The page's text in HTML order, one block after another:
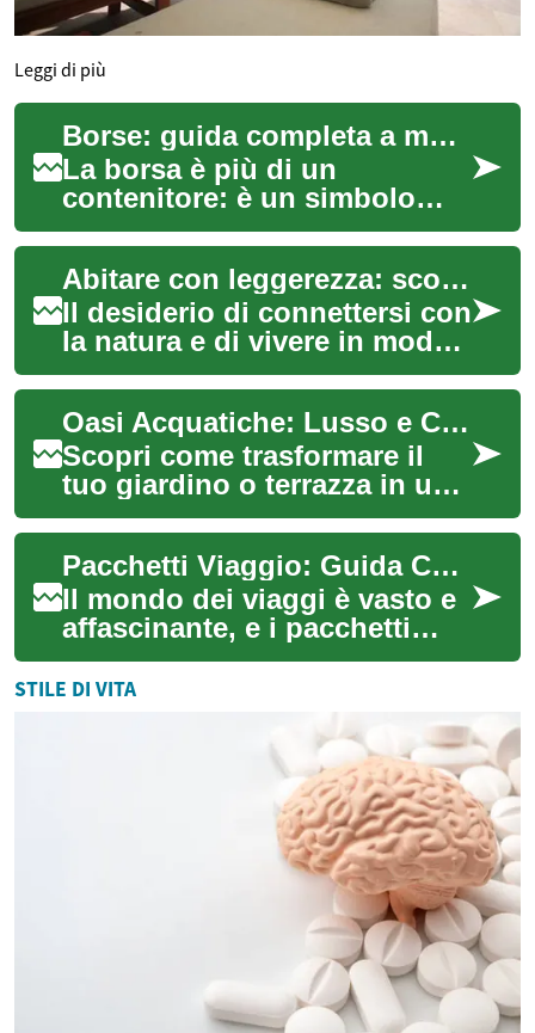
Leggi di più
Borse: guida completa a moda, lusso e accessori
La borsa è più di un
contenitore: è un simbolo
personale che unisce
funzione e stile. Che si tratti
di un piccolo han...
Abitare con leggerezza: scopri le soluzioni per ogni stagione
Il desiderio di connettersi con
la natura e di vivere in modo
più flessibile sta portando
molte persone a esplorare a...
Oasi Acquatiche: Lusso e Comfort nel Tuo Spazio Esterno
Scopri come trasformare il
tuo giardino o terrazza in un
paradiso di relax con piscine
e vasche idromassaggio.
Esplor...
Pacchetti Viaggio: Guida Completa per una Vacanza Indimenticabile
Il mondo dei viaggi è vasto e
affascinante, e i pacchetti
viaggio rappresentano
un'opzione sempre più
STILE DI VITA